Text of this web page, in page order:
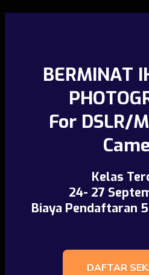
BERMINAT
For DSLR/
Kelas
24- 27
Biaya Pendaftaran
DAFTAR